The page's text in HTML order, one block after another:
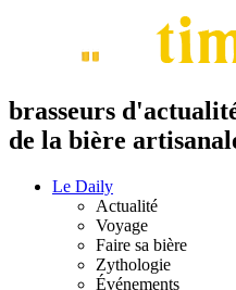
brasseurs
de la bière
Le Daily
Actualité
Voyage
Faire sa bière
Zythologie
Événements